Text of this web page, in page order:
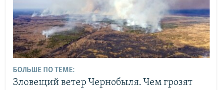
БОЛЬШЕ ПО ТЕМЕ:
Зловещий ветер Чернобыля. Чем грозят